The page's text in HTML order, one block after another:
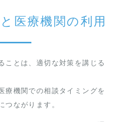
医療機関の利用
ことは、適切な対策を講じる
療機関での相談タイミングを
つながります。